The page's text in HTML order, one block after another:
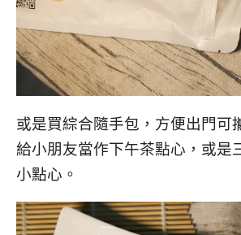
或是買綜合隨手包，方便出門可
給小朋友當作下午茶點心，或是
小點心。